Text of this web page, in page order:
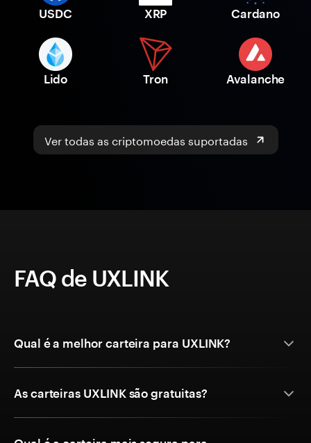
USDC XRP Cardano
Lido Tron Avalanche
Ver todas as criptomoedas suportadas
FAQ de UXLINK
Qual é a melhor carteira para UXLINK?
As carteiras UXLINK são gratuitas?